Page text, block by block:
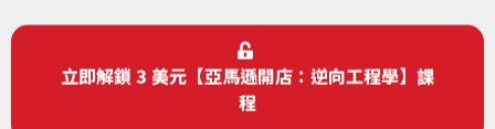
立即解鎖 3 美元【亞馬遜開店：逆向工程學】課
程